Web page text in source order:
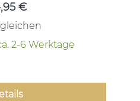
€
2-6 Werktage